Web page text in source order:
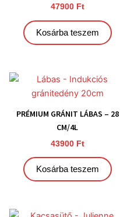
47900 Ft
Kosárba teszem
PRÉMIUM GRÁNIT LÁBAS – 28
CM/4L
43900 Ft
Kosárba teszem